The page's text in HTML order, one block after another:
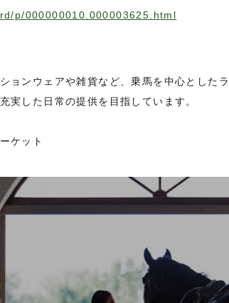
p/000000010.000003625.html
ョンウェアや雑貨など、乗馬を中心とした
実した日常の提供を目指しています。
ケット